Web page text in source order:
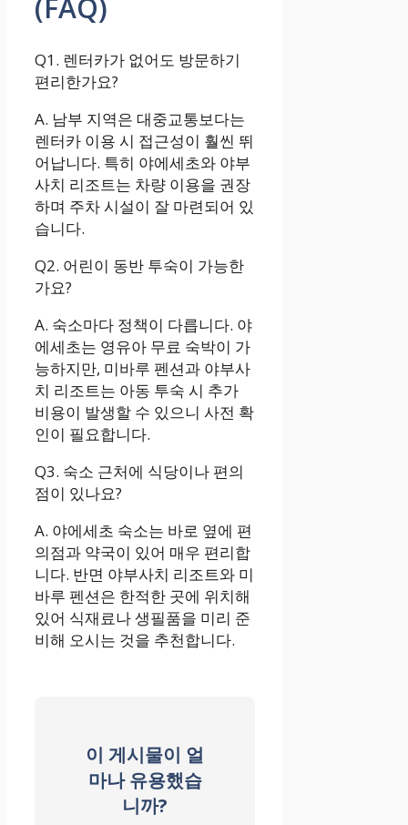
Q1. 렌터카가 없어도 방문하기
편리한가요?
A. 남부 지역은 대중교통보다는
렌터카 이용 시 접근성이 훨씬 뛰
어납니다. 특히 야에세초와 야부
사치 리조트는 차량 이용을 권장
하며 주차 시설이 잘 마련되어 있
습니다.
Q2. 어린이 동반 투숙이 가능한
가요?
A. 숙소마다 정책이 다릅니다. 야
에세초는 영유아 무료 숙박이 가
능하지만, 미바루 펜션과 야부사
치 리조트는 아동 투숙 시 추가
비용이 발생할 수 있으니 사전 확
인이 필요합니다.
Q3. 숙소 근처에 식당이나 편의
점이 있나요?
A. 야에세초 숙소는 바로 옆에 편
의점과 약국이 있어 매우 편리합
니다. 반면 야부사치 리조트와 미
바루 펜션은 한적한 곳에 위치해
있어 식재료나 생필품을 미리 준
비해 오시는 것을 추천합니다.
이 게시물이 얼
마나 유용했습
니까?